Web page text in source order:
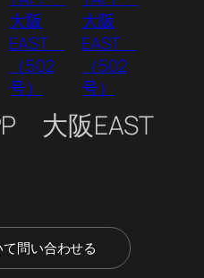
大阪EAST
問い合わせる